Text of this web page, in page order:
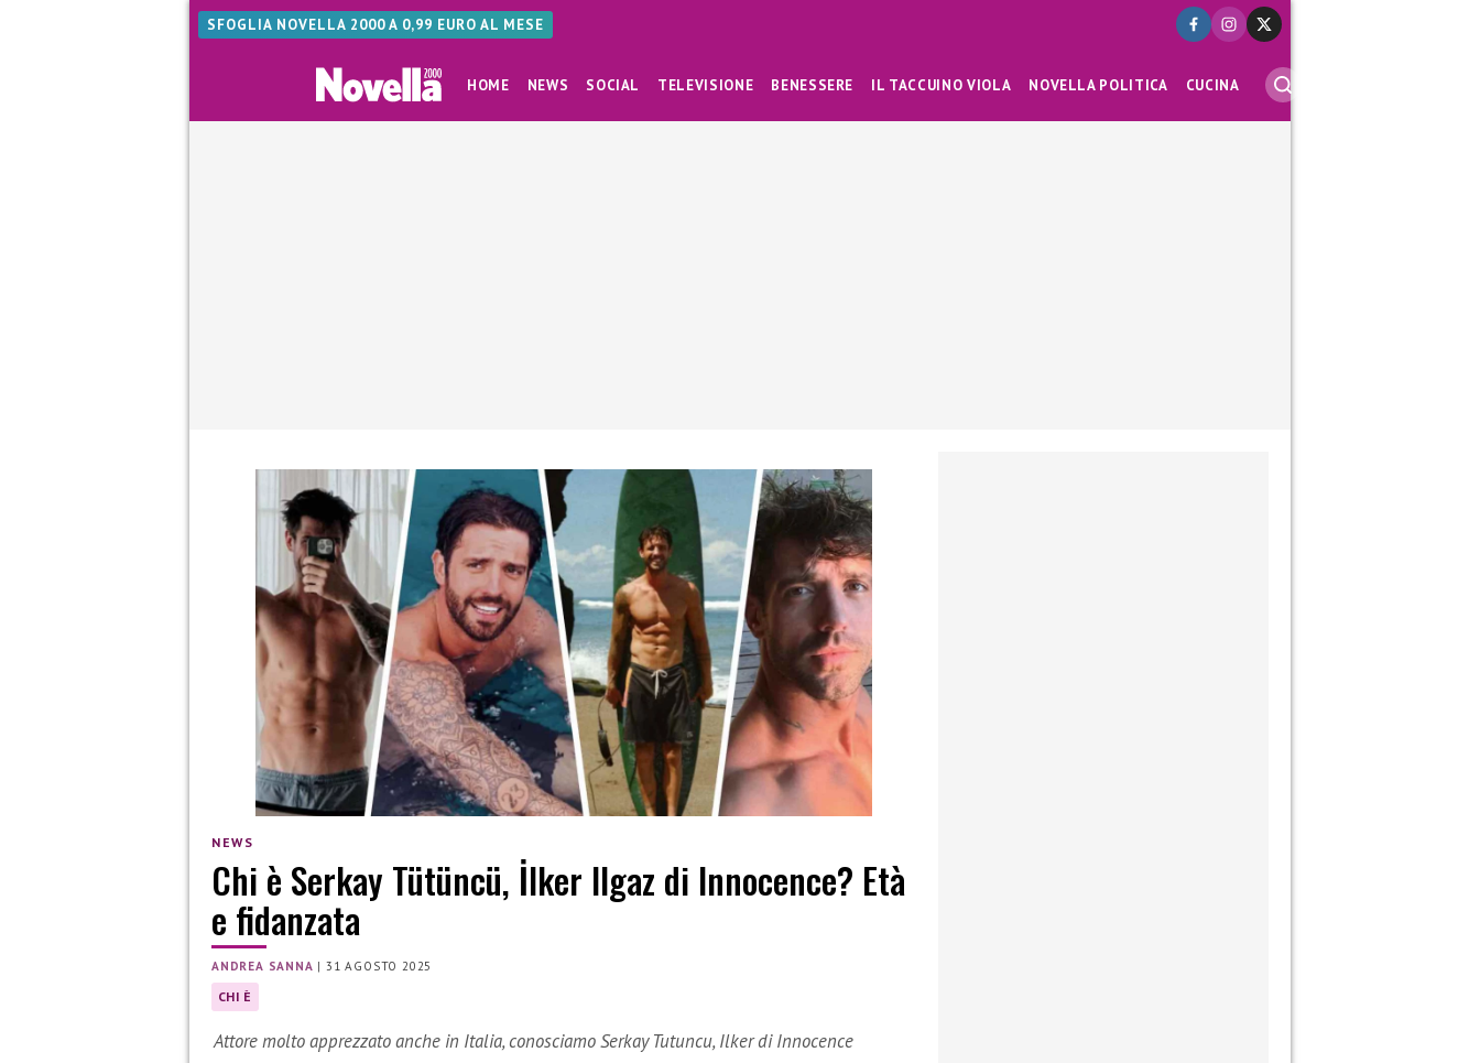
SFOGLIA NOVELLA 2000 A 0,99 EURO AL MESE
HOME NEWS SOCIAL TELEVISIONE BENESSERE IL TACCUINO VIOLA NOVELLA POLITICA CUCINA
NEWS
Chi è Serkay Tütüncü, İlker Ilgaz di Innocence? Età
e fidanzata
ANDREA SANNA |31 AGOSTO 2025
CHI È
Attore molto apprezzato anche in Italia, conosciamo Serkay Tutuncu, Ilker di Innocence